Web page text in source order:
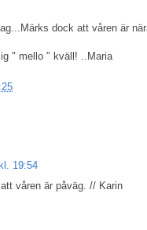
dock att våren är
" mello " kväll! ..Maria
19:54
våren är påväg. // Karin